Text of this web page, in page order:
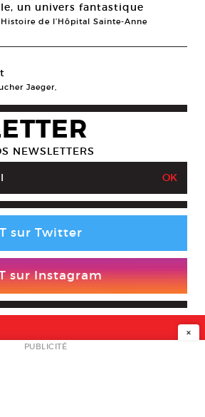
un univers fantastique
de l’Hôpital Sainte-Anne
Jaeger,
NEWSLETTERS
sur Twitter
sur Instagram
×
PUBLICITÉ